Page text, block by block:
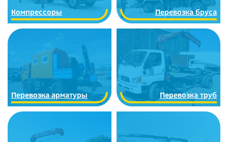
Компрессоры Перевозка бруса
Перевозка арматуры Перевозка труб